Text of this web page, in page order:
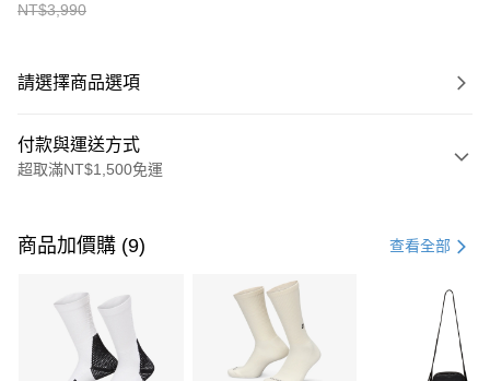
NT$3,990
請選擇商品選項
付款與運送方式
超取滿NT$1,500免運
信用卡一次付款
3 期 0 利率 每期 21家銀行
合作金庫商業銀行
第一商業銀行
華南商業銀行
彰化商業銀行
商品加價購 (9) 查看全部